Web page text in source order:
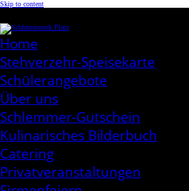
Skip to content
Home
Stehverzehr-Speisekarte
Schülerangebote
Über uns
Schlemmer-Gutschein
Kulinarisches Bilderbuch
Catering
Privatveranstaltungen